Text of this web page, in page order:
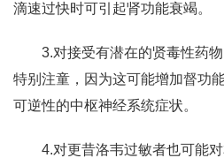
滴速过快时可引起肾功能衰竭。
3.对接受有潜在的贤毒性药
特别注童，因为这可能增加督功
可逆性的中枢神经系统症状。
4.对更昔洛韦过敏者也可能对